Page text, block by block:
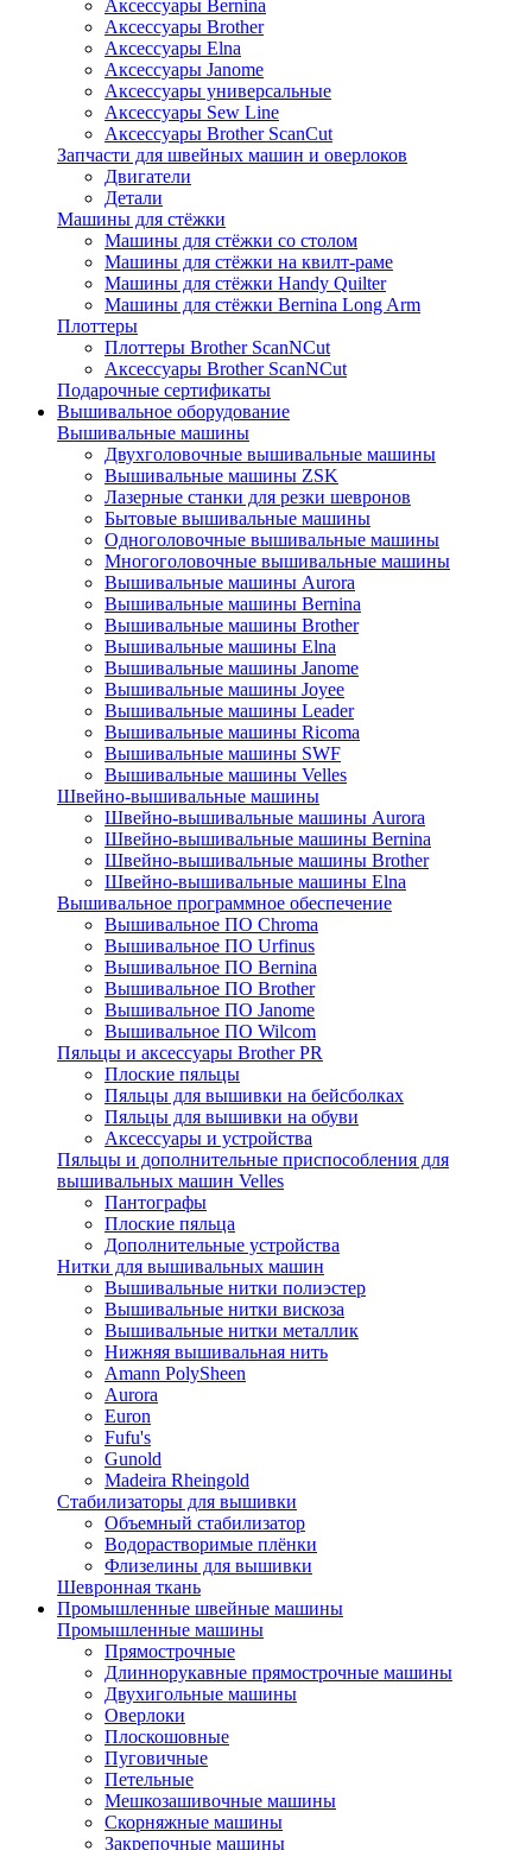
Аксессуары Bernina
Аксессуары Brother
Аксессуары Elna
Аксессуары Janome
Аксессуары универсальные
Аксессуары Sew Line
Аксессуары Brother ScanCut
Запчасти для швейных машин и оверлоков
Двигатели
Детали
Машины для стёжки
Машины для стёжки со столом
Машины для стёжки на квилт-раме
Машины для стёжки Handy Quilter
Машины для стёжки Bernina Long Arm
Плоттеры
Плоттеры Brother ScanNCut
Аксессуары Brother ScanNCut
Подарочные сертификаты
Вышивальное оборудование
Вышивальные машины
Двухголовочные вышивальные машины
Вышивальные машины ZSK
Лазерные станки для резки шевронов
Бытовые вышивальные машины
Одноголовочные вышивальные машины
Многоголовочные вышивальные машины
Вышивальные машины Aurora
Вышивальные машины Bernina
Вышивальные машины Brother
Вышивальные машины Elna
Вышивальные машины Janome
Вышивальные машины Joyee
Вышивальные машины Leader
Вышивальные машины Ricoma
Вышивальные машины SWF
Вышивальные машины Velles
Швейно-вышивальные машины
Швейно-вышивальные машины Aurora
Швейно-вышивальные машины Bernina
Швейно-вышивальные машины Brother
Швейно-вышивальные машины Elna
Вышивальное программное обеспечение
Вышивальное ПО Chroma
Вышивальное ПО Urfinus
Вышивальное ПО Bernina
Вышивальное ПО Brother
Вышивальное ПО Janome
Вышивальное ПО Wilcom
Пяльцы и аксессуары Brother PR
Плоские пяльцы
Пяльцы для вышивки на бейсболках
Пяльцы для вышивки на обуви
Аксессуары и устройства
Пяльцы и дополнительные приспособления для
вышивальных машин Velles
Пантографы
Плоские пяльца
Дополнительные устройства
Нитки для вышивальных машин
Вышивальные нитки полиэстер
Вышивальные нитки вискоза
Вышивальные нитки металлик
Нижняя вышивальная нить
Amann PolySheen
Aurora
Euron
Fufu's
Gunold
Madeira Rheingold
Стабилизаторы для вышивки
Объемный стабилизатор
Водорастворимые плёнки
Флизелины для вышивки
Шевронная ткань
Промышленные швейные машины
Промышленные машины
Прямострочные
Длиннорукавные прямострочные машины
Двухигольные машины
Оверлоки
Плоскошовные
Пуговичные
Петельные
Мешкозашивочные машины
Скорняжные машины
Закрепочные машины